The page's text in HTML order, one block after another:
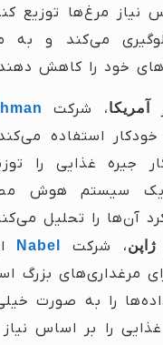
نیاز مرغ‌ها توزیع
می‌کند و به
خود را کاهش
آمریکا، شرکت
استفاده
جیره غذایی را
یک سیستم هوش
آن‌ها را تحلیل
ژاپن، شرکت Nabel
مرغداری‌های بزرگ
را به صورت
را بر اساس